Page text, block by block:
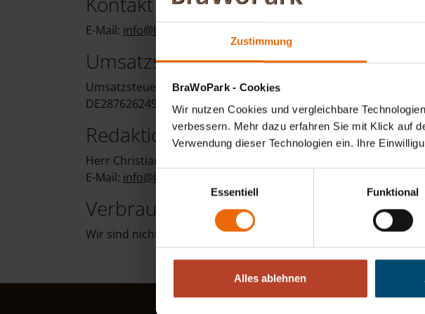
Zustimmung
BraWoPark - Cookies
Wir nutzen Cookies und vergleichbare
verbessern. Mehr dazu erfahren Sie mit Klick auf
Verwendung dieser Technologien ein. Ihre
Einwilligungsauswahl
Essentiell
Funktional
Alles ablehnen
E-Mail: info@brawopark.de
Umsatzsteuer-ID
Umsatzsteuer-Identifikationsnummer gemäß § 27 a
DE287626249
Redaktionell verantwortlich
Herr Christian Röling
E-Mail: info@brawopark.de
Verbraucher­streit­beilegung/
Wir sind nicht bereit oder verpflichtet, an